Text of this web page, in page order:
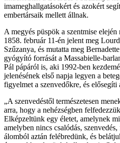
imameghallgatásokért és azokért
embertársaik mellett állnak.
A megyés püspök a szentmise
1858. február 11-én jelent meg
Szűzanya, és mutatta meg
gyógyító forrását a Massabielle-
Pál pápáról is, aki 1992-ben
jelenésének első napja legyen a
figyelmet a szenvedőkre, és elősegíti
„A szenvedéstől természetesen
arra, hogy a nehézségben
Elképzeltünk egy életet, amelynek
amelyben nincs csalódás,
álomból aztán felébredünk, és